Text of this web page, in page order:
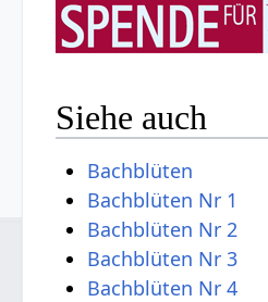
Siehe auch
Bachblüten
Bachblüten Nr 1
Bachblüten Nr 2
Bachblüten Nr 3
Bachblüten Nr 4